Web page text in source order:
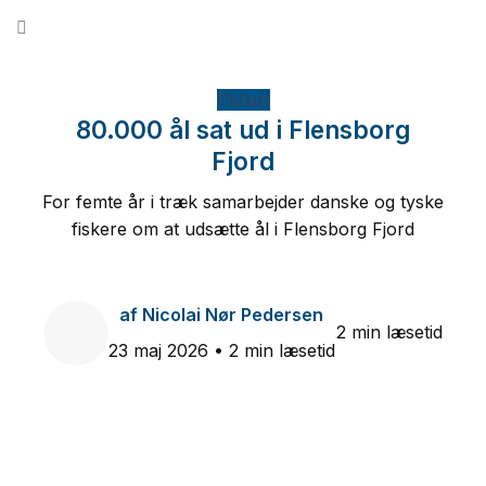
Fiskeri
80.000 ål sat ud i Flensborg
Fjord
For femte år i træk samarbejder danske og tyske
fiskere om at udsætte ål i Flensborg Fjord
af Nicolai Nør Pedersen
23 maj 2026 • 2 min læsetid
2 min læsetid